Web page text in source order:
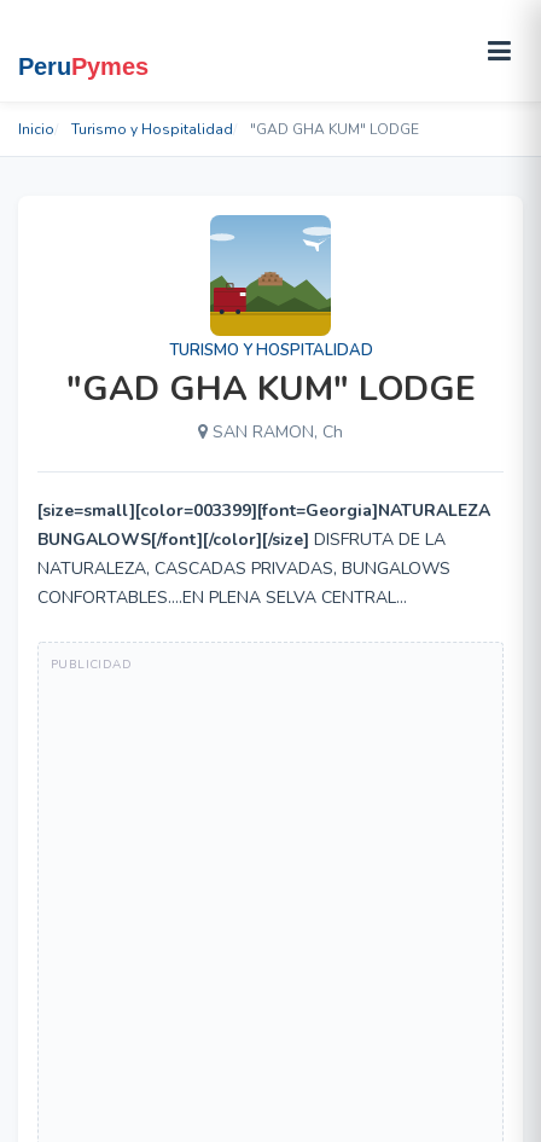
Inicio Turismo y Hospitalidad "GAD GHA KUM" LODGE
TURISMO Y HOSPITALIDAD
"GAD GHA KUM" LODGE
SAN RAMON, Ch
[size=small][color=003399][font=Georgia]NATURALEZA
BUNGALOWS[/font][/color][/size] DISFRUTA DE LA
NATURALEZA, CASCADAS PRIVADAS, BUNGALOWS
CONFORTABLES....EN PLENA SELVA CENTRAL...